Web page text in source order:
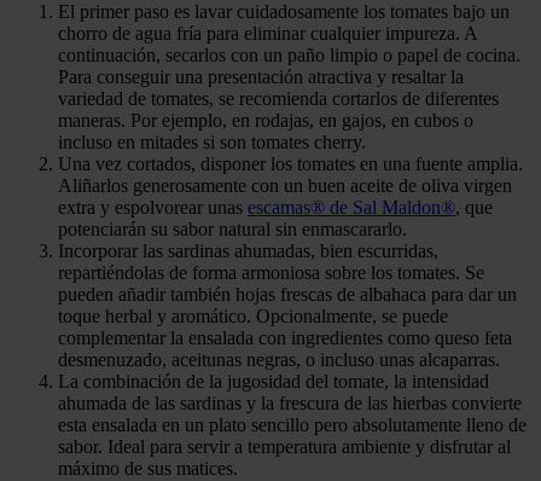
El primer paso es lavar cuidadosamente los tomates bajo un
chorro de agua fría para eliminar cualquier impureza. A
continuación, secarlos con un paño limpio o papel de cocina.
Para conseguir una presentación atractiva y resaltar la
variedad de tomates, se recomienda cortarlos de diferentes
maneras. Por ejemplo, en rodajas, en gajos, en cubos o
incluso en mitades si son tomates cherry.
Una vez cortados, disponer los tomates en una fuente amplia.
Aliñarlos generosamente con un buen aceite de oliva virgen
extra y espolvorear unas escamas® de Sal Maldon®, que
potenciarán su sabor natural sin enmascararlo.
Incorporar las sardinas ahumadas, bien escurridas,
repartiéndolas de forma armoniosa sobre los tomates. Se
pueden añadir también hojas frescas de albahaca para dar un
toque herbal y aromático. Opcionalmente, se puede
complementar la ensalada con ingredientes como queso feta
desmenuzado, aceitunas negras, o incluso unas alcaparras.
La combinación de la jugosidad del tomate, la intensidad
ahumada de las sardinas y la frescura de las hierbas convierte
esta ensalada en un plato sencillo pero absolutamente lleno de
sabor. Ideal para servir a temperatura ambiente y disfrutar al
máximo de sus matices.